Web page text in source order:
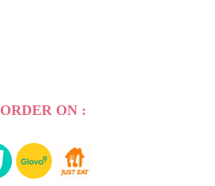
ORDER ON :